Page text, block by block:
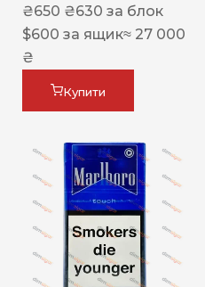
₴650 ₴630 за блок
$600 за ящик≈ 27 000
₴
Купити